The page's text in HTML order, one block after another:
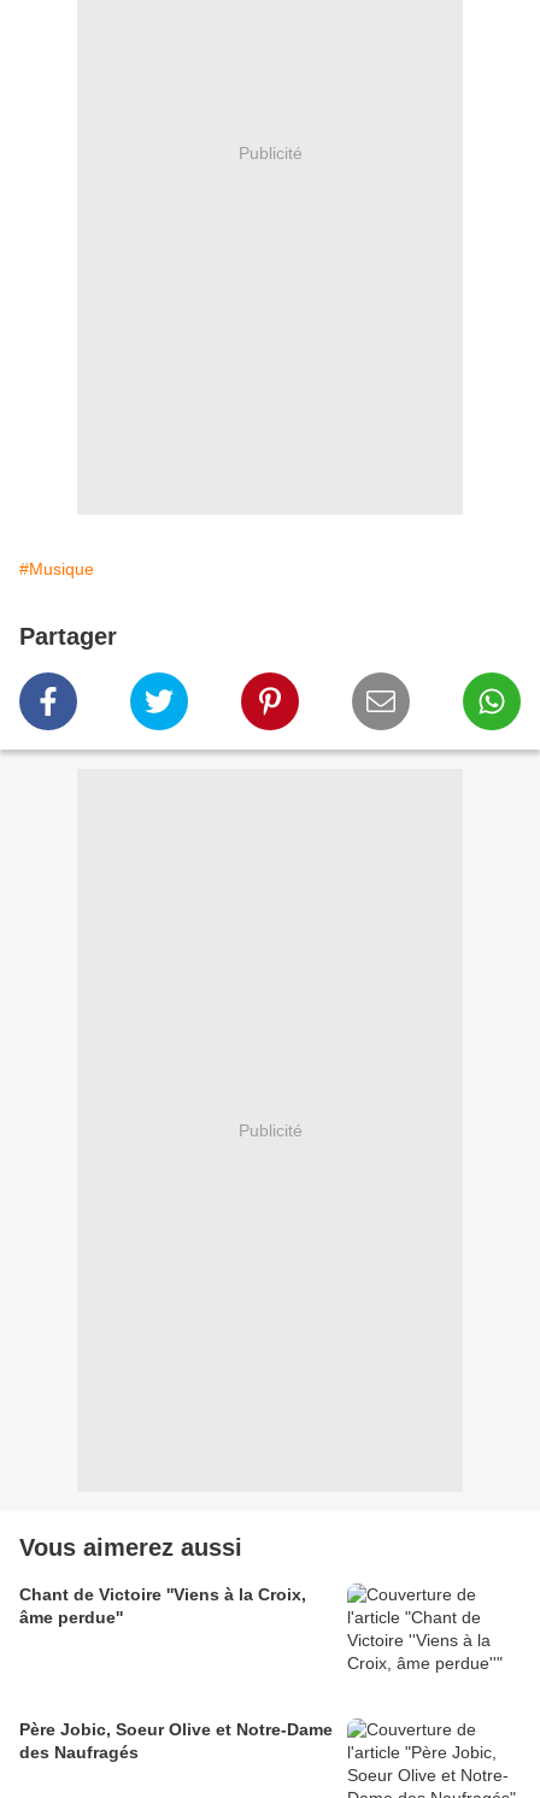
Publicité
#Musique
Partager
Publicité
Vous aimerez aussi
Chant de Victoire ''Viens à la Croix,
âme perdue''
Père Jobic, Soeur Olive et Notre-Dame
des Naufragés